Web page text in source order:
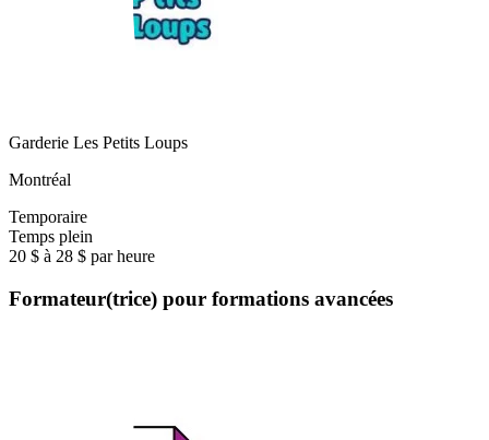
Garderie Les Petits Loups
Montréal
Temporaire
Temps plein
20 $ à 28 $ par heure
Formateur(trice) pour formations avancées